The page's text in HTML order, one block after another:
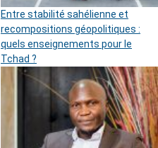
Entre stabilité sahélienne et
recompositions géopolitiques :
quels enseignements pour le
Tchad ?